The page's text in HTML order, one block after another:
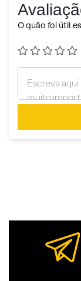
O quão foi útil